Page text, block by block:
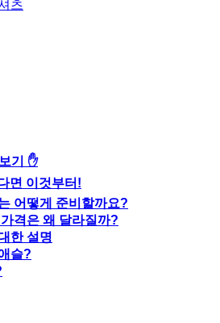
츠
기 ✋
면 이것부터!
어떻게 준비할까요?
격은 왜 달라질까?
한 설명
슬?